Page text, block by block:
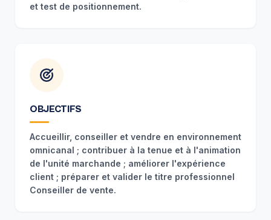
et test de positionnement.
OBJECTIFS
Accueillir, conseiller et vendre en environnement
omnicanal ; contribuer à la tenue et à l'animation
de l'unité marchande ; améliorer l'expérience
client ; préparer et valider le titre professionnel
Conseiller de vente.